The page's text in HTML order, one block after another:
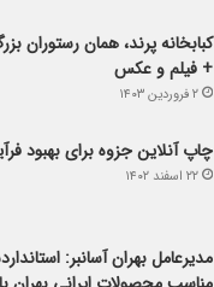
کبابخانه پرند، همان رستوران
+ فیلم و عکس
۲ فروردین ۱۴۰۳
چاپ آنلاین جزوه برای بهبود
۲۲ اسفند ۱۴۰۲
مدیرعامل بهران آسانبر: